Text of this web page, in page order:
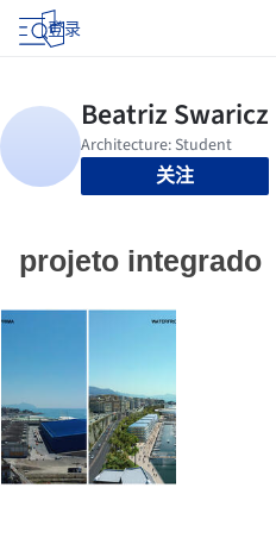
登录
关注
projeto integrado